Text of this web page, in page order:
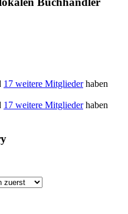
17 weitere Mitgliederhaben
17 weitere Mitgliederhaben